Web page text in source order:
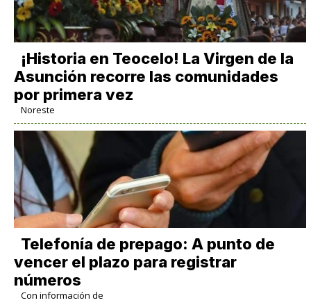
​¡Historia en Teocelo! La Virgen de la
Asunción recorre las comunidades
por primera vez
Noreste
Telefonía de prepago: A punto de
vencer el plazo para registrar
números
Con información de